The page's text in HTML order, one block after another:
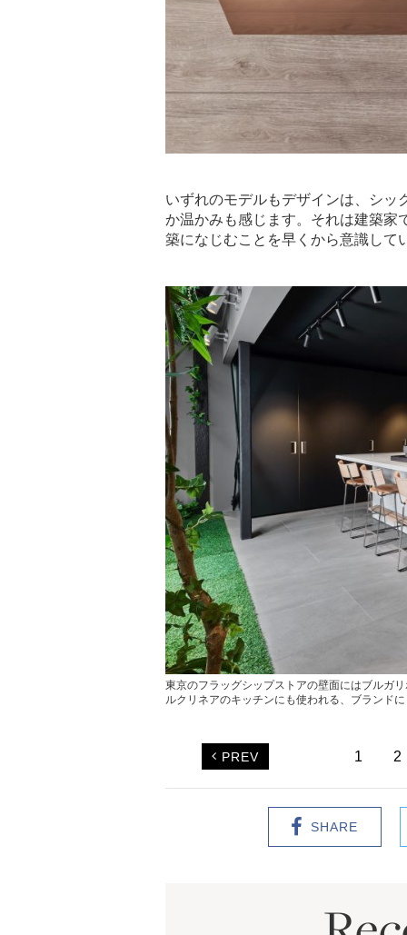
いずれのモデルもデザインは、シッ
か温かみも感じます。それは建築家
築になじむことを早くから意識して
東京のフラッグシップストアの壁面にはブルガ
ルクリネアのキッチンにも使われる、ブランド
PREV 1 2
SHARE